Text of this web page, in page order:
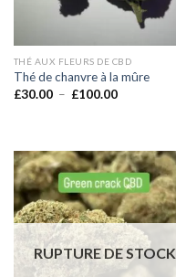
THÉ AUX FLEURS DE CBD
Thé de chanvre à la mûre
£30.00 – £100.00Plage
£100.00
RUPTURE DE STOCK